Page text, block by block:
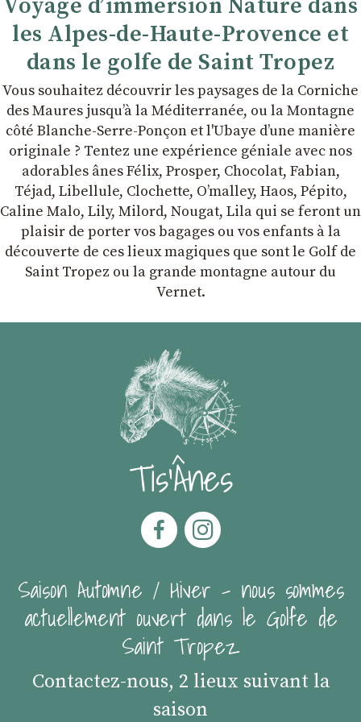
Voyage d’immersion Nature dans
les Alpes-de-Haute-Provence et
dans le golfe de Saint Tropez
Vous souhaitez découvrir les paysages de la Corniche
des Maures jusqu’à la Méditerranée, ou la Montagne
côté Blanche-Serre-Ponçon et l'Ubaye dʼune manière
originale ? Tentez une expérience géniale avec nos
adorables ânes Félix, Prosper, Chocolat, Fabian,
Téjad, Libellule, Clochette, Oʼmalley, Haos, Pépito,
Caline Malo, Lily, Milord, Nougat, Lila qui se feront un
plaisir de porter vos bagages ou vos enfants à la
découverte de ces lieux magiques que sont le Golf de
Saint Tropez ou la grande montagne autour du
Vernet.
Tis'Ânes
Saison Automne / Hiver - nous sommes
actuellement ouvert dans le Golfe de
Saint Tropez
Contactez-nous, 2 lieux suivant la
saison